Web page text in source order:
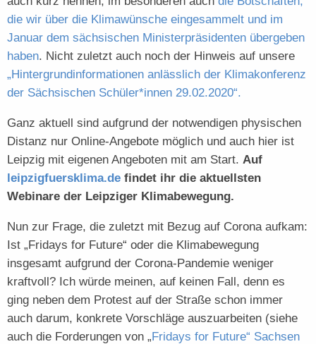
die wir über die Klimawünsche eingesammelt und im
Januar dem sächsischen Ministerpräsidenten übergeben
haben. Nicht zuletzt auch noch der Hinweis auf unsere
„Hintergrundinformationen anlässlich der Klimakonferenz
der Sächsischen Schüler*innen 29.02.2020“.
Ganz aktuell sind aufgrund der notwendigen physischen
Distanz nur Online-Angebote möglich und auch hier ist
Leipzig mit eigenen Angeboten mit am Start. Auf
leipzigfuersklima.de findet ihr die aktuellsten
Webinare der Leipziger Klimabewegung.
Nun zur Frage, die zuletzt mit Bezug auf Corona aufkam:
Ist „Fridays for Future“ oder die Klimabewegung
insgesamt aufgrund der Corona-Pandemie weniger
kraftvoll? Ich würde meinen, auf keinen Fall, denn es
ging neben dem Protest auf der Straße schon immer
auch darum, konkrete Vorschläge auszuarbeiten (siehe
auch die Forderungen von „Fridays for Future“ Sachsen